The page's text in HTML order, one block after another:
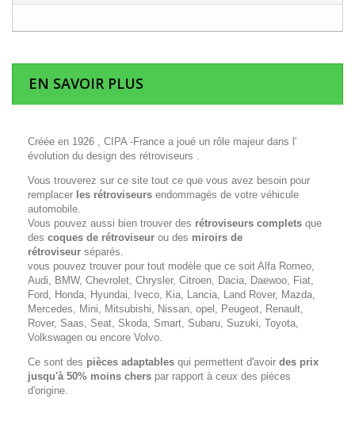
EN SAVOIR PLUS
Créée en 1926 , CIPA -France a joué un rôle majeur dans l'
évolution du design des rétroviseurs .
Vous trouverez sur ce site tout ce que vous avez besoin pour
remplacer les rétroviseurs endommagés de votre véhicule
automobile.
Vous pouvez aussi bien trouver des rétroviseurs complets que
des coques de rétroviseur ou des miroirs de
rétroviseur séparés.
vous pouvez trouver pour tout modèle que ce soit Alfa Romeo,
Audi, BMW, Chevrolet, Chrysler, Citroen, Dacia, Daewoo, Fiat,
Ford, Honda, Hyundai, Iveco, Kia, Lancia, Land Rover, Mazda,
Mercedes, Mini, Mitsubishi, Nissan, opel, Peugeot, Renault,
Rover, Saas, Seat, Skoda, Smart, Subaru, Suzuki, Toyota,
Volkswagen ou encore Volvo.
Ce sont des pièces adaptables qui permettent d'avoir des prix
jusqu'à 50% moins chers par rapport à ceux des pièces
d'origine.